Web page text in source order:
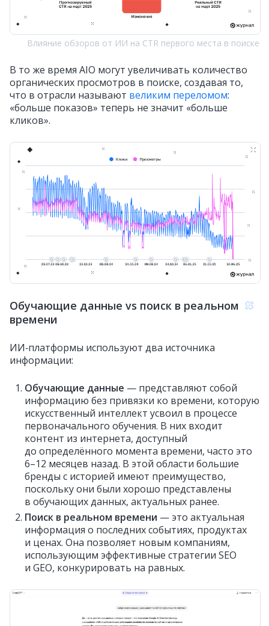
Влияние обзоров от ИИ на CTR первого места в поиске
В то же время AIO могут увеличивать количество
органических просмотров в поиске, создавая то,
что в отрасли называют великим переломом:
«больше показов» теперь не значит «больше
кликов».
Обучающие данные vs поиск в реальном
времени
ИИ‑платформы используют два источника
информации:
Обучающие данные — представляют собой
информацию без привязки ко времени, которую
искусственный интеллект усвоил в процессе
первоначального обучения. В них входит
контент из интернета, доступный
до определённого момента времени, часто это
6–12 месяцев назад. В этой области большие
бренды с историей имеют преимущество,
поскольку они были хорошо представлены
в обучающих данных, актуальных ранее.
Поиск в реальном времени — это актуальная
информация о последних событиях, продуктах
и ценах. Она позволяет новым компаниям,
использующим эффективные стратегии SEO
и GEO, конкурировать на равных.